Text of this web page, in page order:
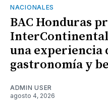
NACIONALES
BAC Honduras
InterContinental
una experiencia
gastronomía y
ADMIN USER
agosto 4, 2026